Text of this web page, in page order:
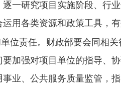
一研究项目实施阶段、行
用各类资源和政策工具，有
位责任。 财政部要会同相
加强对项目单位的指导、
业、公共服务质量监管，